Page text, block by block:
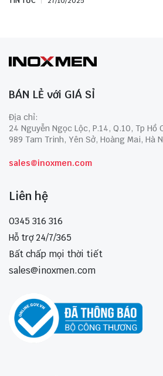
BÁN LẺ với GIÁ SỈ
Địa chỉ:
24 Nguyễn Ngọc Lộc, P.14, Q.10, Tp Hồ
989 Tam Trinh, Yên Sở, Hoàng Mai, Hà
sales@inoxmen.com
Liên hệ
0345 316 316
Hỗ trợ 24/7/365
Bất chấp mọi thời tiết
sales@inoxmen.com